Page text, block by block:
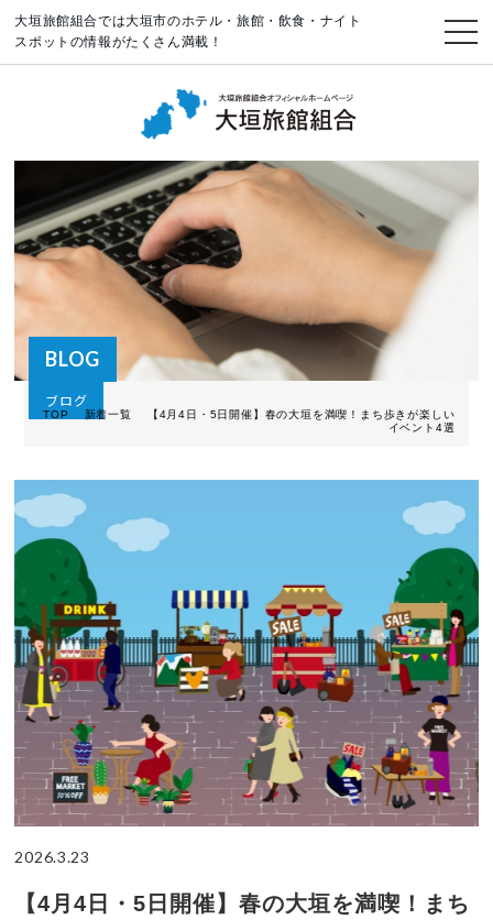
大垣旅館組合では大垣市のホテル・旅館・飲食・ナイト
スポットの情報がたくさん満載！
BLOG
ブログ
TOP 新着一覧
【4月4日・5日開催】春の大垣を満喫！まち歩きが楽しい
イベント4選
2026.3.23
【4月4日・5日開催】春の大垣を満喫！まち